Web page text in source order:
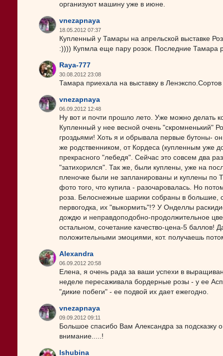
организуют машину уже в июне.
vnezapnaya
18.05.2012 07:37
Купленный у Тамары на апрельской выставке
:)))) Купмла еще пару розок. Последние Тамара
Raya-777
30.08.2012 23:08
Тамара приехала на выставку в
vnezapnaya
06.09.2012 12:48
Ну вот и почти прошло лето. Уже можно делать
Купленный у нее весной очень "скромненький"
гроздьями! Хоть я и обрывала первые бутоны-
же родственником, от Кордеса (купленным уже
прекрасного "лебедя". Сейчас это совсем два
"затихорился". Так же, были куплены, уже на
пленочке были не запланированы и куплены по
фото того, что купила - разочаровалась. Но
роза. Белоснежные шарики собраны в большие,
первогодка, их "выкормить"!? У Онделлы
дождю и неправдоподобно-продолжительное
остальном, сочетание качество-цена-5 баллов!
положительными эмоциями, кот. получаешь
Alexandra
06.09.2012 20:58
Елена, я очень рада за ваши успехи в
неделе пересаживала бордерные розы - у ее
"дикие побеги" - ее подвой их дает ежегодно.
vnezapnaya
09.09.2012 09:11
Большое спасибо Вам Александра за подсказку
внимание.....!
lshubina